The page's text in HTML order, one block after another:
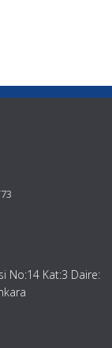
No:14 Kat:3 Daire: